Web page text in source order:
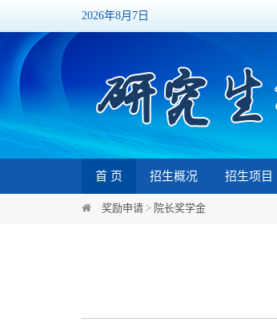
2026年8月7日
首 页 招生概况 招生项目
奖励申请 > 院长奖学金